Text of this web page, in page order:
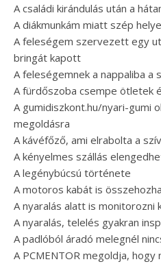
A családi kirándulás után a
A diákmunkám miatt szép
A feleségem szervezett egy
bringát kapott
A feleségemnek a nappaliba a
A fürdőszoba csempe ötletek
A gumidiszkont.hu/nyari-gumi
megoldásra
A kávéfőző, ami elrabolta a
A kényelmes szállás
A legénybúcsú története
A motoros kabát is
A nyaralás alatt is monitorozni
A nyaralás, telelés gyakran
A padlóból áradó melegnél
A PCMENTOR megoldja,